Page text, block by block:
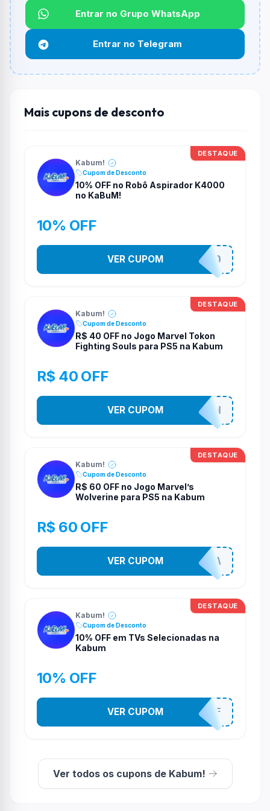
Não informado ou sem limite.
Funciona em qualquer produto?
Não necessariamente. Depende de itens participantes
e alguns vendedores ou produtos especificos podem
não aceitar cupons.
Entrar no Grupo WhatsApp
Entrar no Telegram
Mais cupons de desconto
DESTAQUE
Kabum!
Cupom de Desconto
10% OFF no Robô Aspirador K4000
no KaBuM!
10% OFF
VEMDEROBO
VER CUPOM
DESTAQUE
Kabum!
Cupom de Desconto
R$ 40 OFF no Jogo Marvel Tokon
Fighting Souls para PS5 na Kabum
R$ 40 OFF
MARVELTOKON
VER CUPOM
DESTAQUE
Kabum!
Cupom de Desconto
R$ 60 OFF no Jogo Marvel’s
Wolverine para PS5 na Kabum
R$ 60 OFF
COMPRAJA
VER CUPOM
DESTAQUE
Kabum!
Cupom de Desconto
10% OFF em TVs Selecionadas na
Kabum
10% OFF
TV10OFF
VER CUPOM
Ver todos os cupons de Kabum!